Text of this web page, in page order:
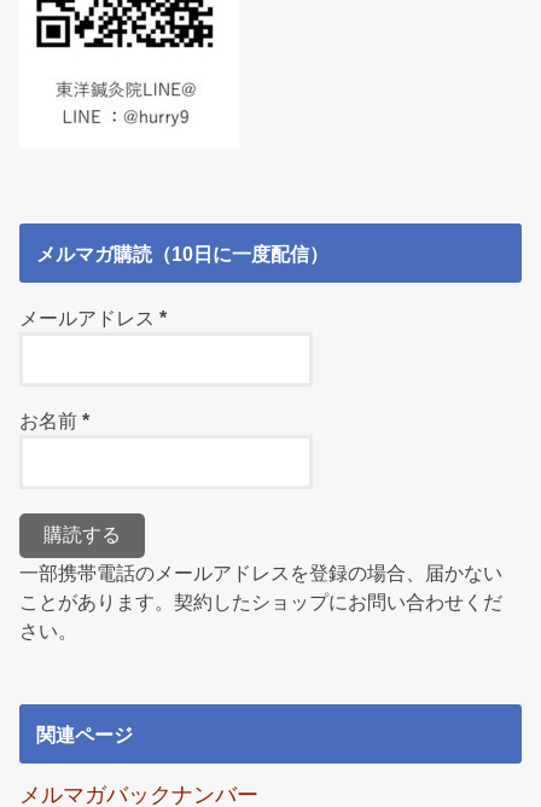
メルマガ購読（10日に一度配信）
メールアドレス*
お名前*
一部携帯電話のメールアドレスを登録の場合、届かない
ことがあります。契約したショップにお問い合わせくだ
さい。
関連ページ
メルマガバックナンバー